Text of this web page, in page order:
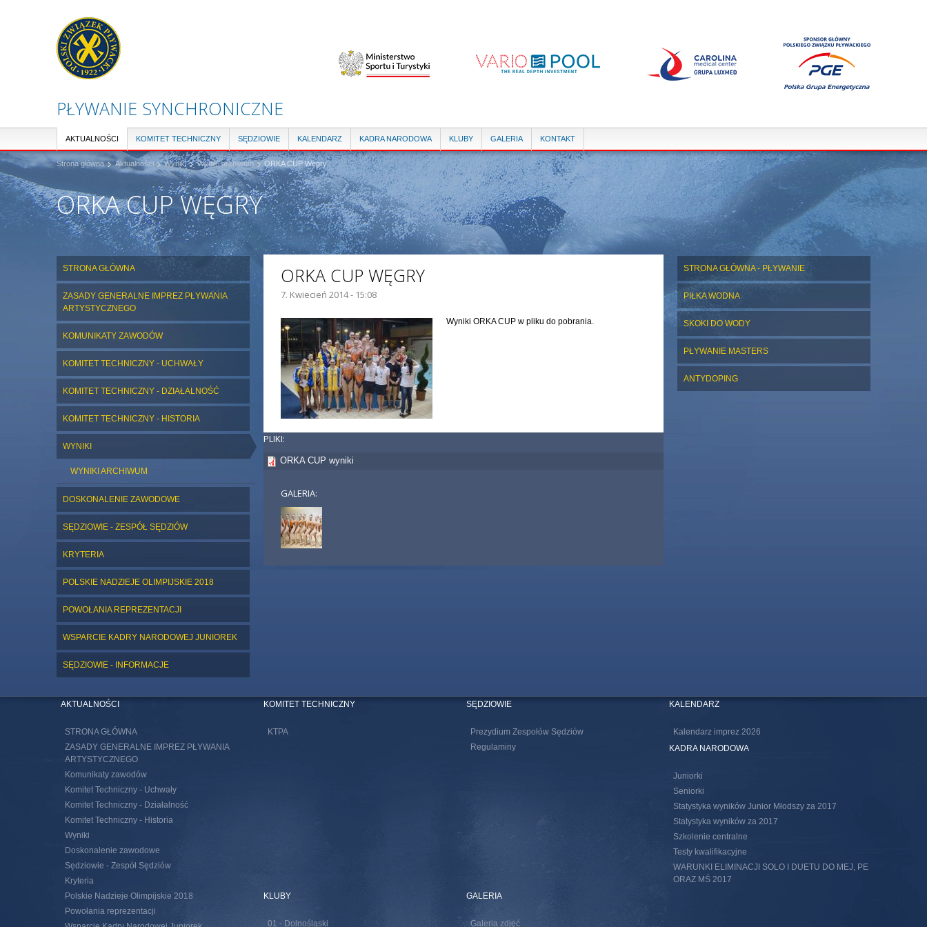
PŁYWANIE SYNCHRONICZNE
AKTUALNOŚCI KOMITET TECHNICZNY SĘDZIOWIE KALENDARZ KADRA NARODOWA KLUBY GALERIA KONTAKT
Strona główna Aktualności Wyniki Wyniki archiwum ORKA CUP Węgry
ORKA CUP WĘGRY
STRONA GŁÓWNA
ZASADY GENERALNE IMPREZ PŁYWANIA
ARTYSTYCZNEGO
KOMUNIKATY ZAWODÓW
KOMITET TECHNICZNY - UCHWAŁY
KOMITET TECHNICZNY - DZIAŁALNOŚĆ
KOMITET TECHNICZNY - HISTORIA
WYNIKI
WYNIKI ARCHIWUM
DOSKONALENIE ZAWODOWE
SĘDZIOWIE - ZESPÓŁ SĘDZIÓW
KRYTERIA
POLSKIE NADZIEJE OLIMPIJSKIE 2018
POWOŁANIA REPREZENTACJI
WSPARCIE KADRY NARODOWEJ JUNIOREK
SĘDZIOWIE - INFORMACJE
ORKA CUP WĘGRY
7. Kwiecień 2014 - 15:08
Wyniki ORKA CUP w pliku do pobrania.
PLIKI:
ORKA CUP wyniki
GALERIA:
STRONA GŁÓWNA - PŁYWANIE
PIŁKA WODNA
SKOKI DO WODY
PŁYWANIE MASTERS
ANTYDOPING
AKTUALNOŚCI
STRONA GŁÓWNA
ZASADY GENERALNE IMPREZ PŁYWANIA
ARTYSTYCZNEGO
Komunikaty zawodów
Komitet Techniczny - Uchwały
Komitet Techniczny - Działalność
Komitet Techniczny - Historia
Wyniki
Doskonalenie zawodowe
Sędziowie - Zespół Sędziów
Kryteria
Polskie Nadzieje Olimpijskie 2018
Powołania reprezentacji
KOMITET TECHNICZNY
KTPA
SĘDZIOWIE
Prezydium Zespołów Sędziów
Regulaminy
KALENDARZ
Kalendarz imprez 2026
KADRA NARODOWA
Juniorki
Seniorki
Statystyka wyników Junior Młodszy za 2017
Statystyka wyników za 2017
Szkolenie centralne
Testy kwalifikacyjne
WARUNKI ELIMINACJI SOLO I DUETU DO MEJ, PE
ORAZ MŚ 2017
KLUBY
01 - Dolnośląski
GALERIA
Galeria zdjęć